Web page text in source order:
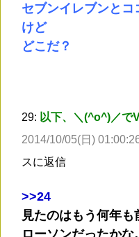
セブンイレブンと
けど
どこだ？
29: 以下、＼(^o^)／で
2014/10/05(日)
スに返信
>>24
見たのはもう何年も
ローソンだったか